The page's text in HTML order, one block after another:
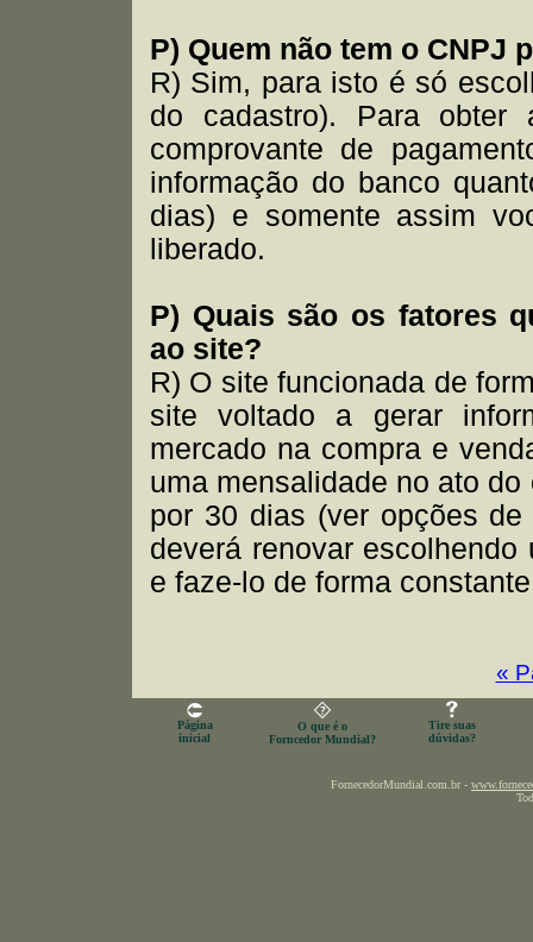
P) Quem não tem o CNPJ
R) Sim, para isto é só
do cadastro). Para
comprovante de
informação do banco
dias) e somente assim
liberado.
P) Quais são os fatores
ao site?
R) O site funcionada de
site voltado a gerar
mercado na compra e
uma mensalidade no ato
por 30 dias (ver opções
deverá renovar
e faze-lo de forma
«
Página
inicial
O que é o
Forncedor Mundial?
Tire suas
dúvidas?
FornecedorMundial.com.br -